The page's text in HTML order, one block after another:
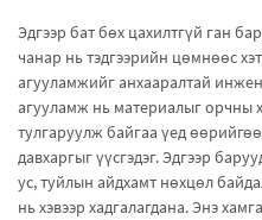
Эдгээр бат бөх цахилтгүй ган
чанар нь тэдгээрийн цөмнөөс
агууламжийг анхааралтай
агууламж нь материалыг орчны
тулгаруулж байгаа үед өөрийгөө
давхаргыг үүсгэдэг. Эдгээр
ус, туйлын айдхамт нөхцөл
нь хэвээр хадгалагдана. Энэ